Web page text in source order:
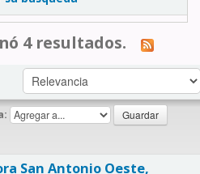
4 resultados.
San Antonio Oeste,